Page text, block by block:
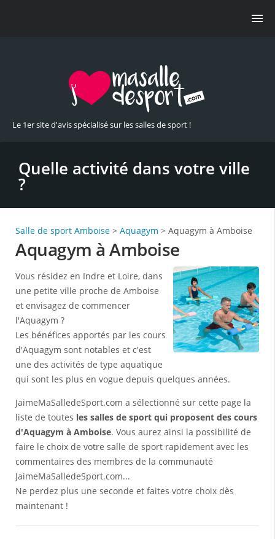
Le 1er site d'avis spécialisé sur les salles de sport !
Quelle activité dans votre ville
?
Salle de sport Amboise > Aquagym > Aquagym à Amboise
Aquagym à Amboise
Vous résidez en Indre et Loire, dans
une petite ville proche de Amboise
et envisagez de commencer
l'Aquagym ?
Les bénéfices apportés par les cours
d'Aquagym sont notables et c'est
une des activités de type aquatique
qui sont les plus en vogue depuis quelques années.
JaimeMaSalledeSport.com a sélectionné sur cette page la
liste de toutes les salles de sport qui proposent des cours
d'Aquagym à Amboise. Vous aurez ainsi la possibilité de
faire le choix de votre salle de sport rapidement avec les
commentaires des membres de la communauté
JaimeMaSalledeSport.com...
Ne perdez plus une seconde et faites votre choix dès
maintenant !